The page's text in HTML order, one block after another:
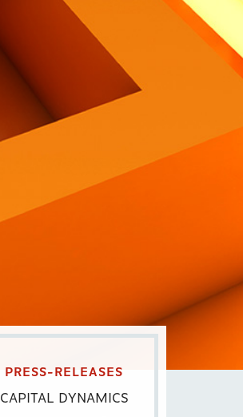
Ita
PRESS-RELEASES
CAPITAL DYNAMICS